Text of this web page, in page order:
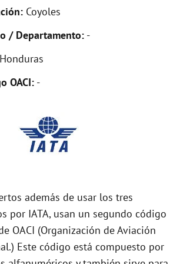
i
o
Coyoles
/ Departamento: -
Honduras
OACI: -
además de usar los tres
por IATA, usan un segundo código
OACI (Organización de Aviación
Este código está compuesto por